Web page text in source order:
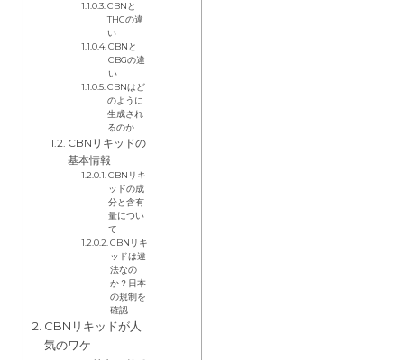
CBNと
THCの違
い
CBNと
CBGの違
い
CBNはど
のように
生成され
るのか
CBNリキッドの
基本情報
CBNリキ
ッドの成
分と含有
量につい
て
CBNリキ
ッドは違
法なの
か？日本
の規制を
確認
CBNリキッドが人
気のワケ